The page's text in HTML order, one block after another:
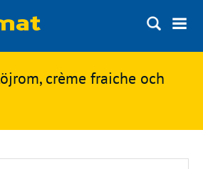
crème fraiche och